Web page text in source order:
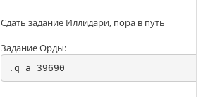
Сдать задание Иллидари, пора в путь
Задание Орды:
.q a 39690